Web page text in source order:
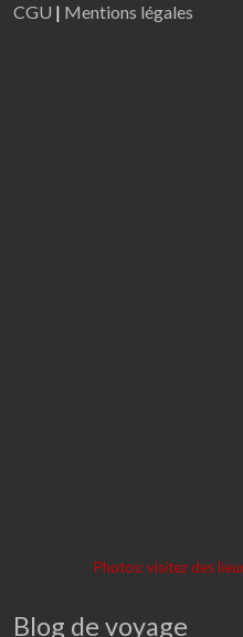
CGU | Mentions légales
Photos: visitez des
Blog de voyage